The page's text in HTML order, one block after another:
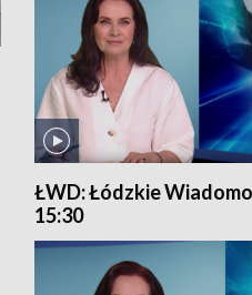
ŁWD: Łódzkie
15:30